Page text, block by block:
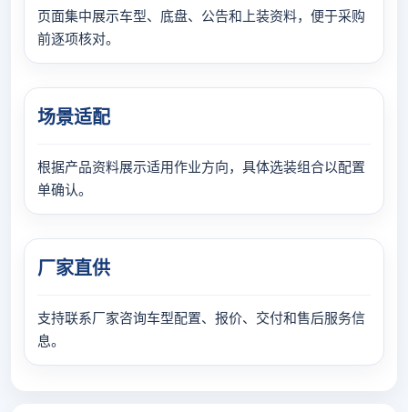
页面集中展示车型、底盘、公告和上装资料，便于采购
前逐项核对。
场景适配
根据产品资料展示适用作业方向，具体选装组合以配置
单确认。
厂家直供
支持联系厂家咨询车型配置、报价、交付和售后服务信
息。